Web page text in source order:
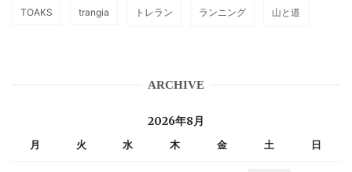
TOAKS trangia トレラン ランニング 山と道
ARCHIVE
2026年8月
月 火 水 木 金 土 日